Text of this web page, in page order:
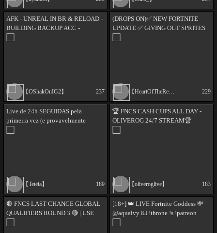
AFK - UNREAL IN BR & RELOAD -
BUILDING BACKUP ACC -
【OShakOnIG2】 237
(DROPS ON)✅ NEW FORTNITE
UPDATE ✅ GIVING OUT SPRITES
【HeartOfTheRegion】 229
Live de 24h SEGUIDAS pela
primeira vez (e provavelmente
【Teteia】 189
🏆 FNCS CASH CUPS ALL DAY -
OLIVEROG 24/7 STREAM🏆
【oliveroglive】 183
🔴 FNCS LAST CHANCE GLOBAL
QUALIFIERS ROUND 3 🔴 | USE
[18+] 👑 LIVE Fortnite Goddess 💸
@aquaivy 💵 !throne !s !patreon